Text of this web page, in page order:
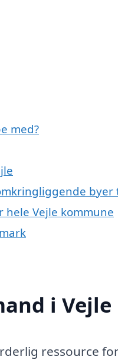
med?
byer
Vejle kommune
i
ressource